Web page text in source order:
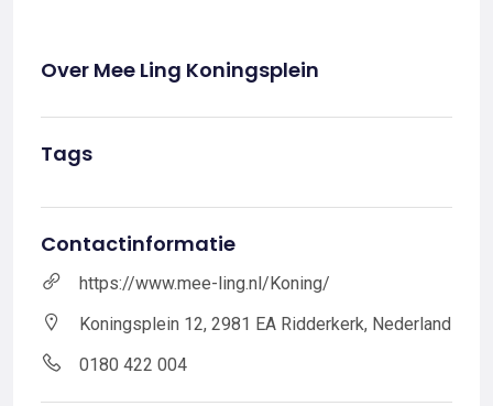
Over Mee Ling Koningsplein
Tags
Contactinformatie
https://www.mee-ling.nl/Koning/
Koningsplein 12, 2981 EA Ridderkerk, Nederland
0180 422 004